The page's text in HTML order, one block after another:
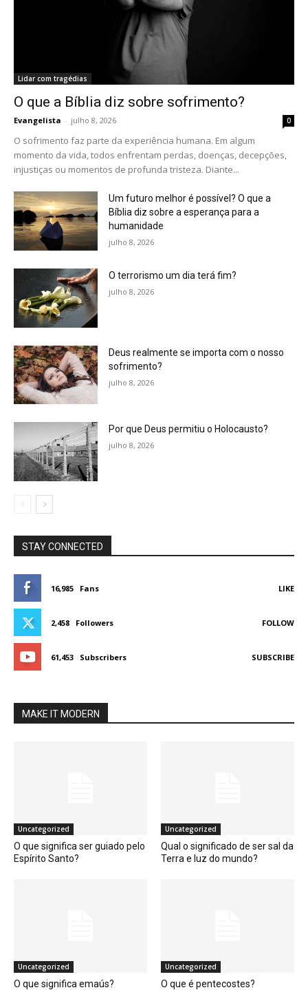
Lidar com tragédias
O que a Bíblia diz sobre sofrimento?
Evangelista - julho 8, 2026 0
O sofrimento faz parte da experiência humana. Em algum
momento da vida, todos enfrentam perdas, doenças, decepções,
injustiças ou momentos de profunda tristeza. Diante...
Um futuro melhor é possível? O que a
Bíblia diz sobre a esperança para a
humanidade
julho 8, 2026
O terrorismo um dia terá fim?
julho 8, 2026
Deus realmente se importa com o nosso
sofrimento?
julho 8, 2026
Por que Deus permitiu o Holocausto?
julho 8, 2026
STAY CONNECTED
16,985 Fans LIKE
2,458 Followers FOLLOW
61,453 Subscribers SUBSCRIBE
MAKE IT MODERN
Uncategorized
O que significa ser guiado pelo
Espírito Santo?
Uncategorized
Qual o significado de ser sal da
Terra e luz do mundo?
Uncategorized
O que significa emaús?
Uncategorized
O que é pentecostes?